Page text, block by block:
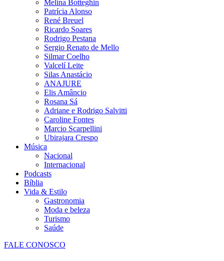
Melina Botteghin
Patrícia Alonso
René Breuel
Ricardo Soares
Rodrigo Pestana
Sergio Renato de Mello
Silmar Coelho
Valcelí Leite
Silas Anastácio
ANAJURE
Elis Amâncio
Rosana Sá
Adriane e Rodrigo Salvitti
Caroline Fontes
Marcio Scarpellini
Ubirajara Crespo
Música
Nacional
Internacional
Podcasts
Bíblia
Vida & Estilo
Gastronomia
Moda e beleza
Turismo
Saúde
FALE CONOSCO